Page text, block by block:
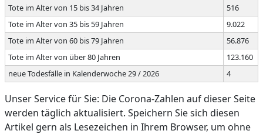
Tote im Alter von 15 bis 34 Jahren
516
Tote im Alter von 35 bis 59 Jahren
9.022
Tote im Alter von 60 bis 79 Jahren
56.876
Tote im Alter von über 80 Jahren
123.160
neue Todesfälle in Kalenderwoche 29 / 2026
4
Unser Service für Sie: Die Corona-Zahlen auf dieser Seite
werden täglich aktualisiert. Speichern Sie sich diesen
Artikel gern als Lesezeichen in Ihrem Browser, um ohne